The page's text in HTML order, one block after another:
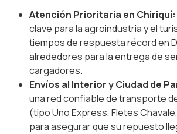
Atención Prioritaria en Chiriquí:
clave para la agroindustria y el
tiempos de respuesta récord en
alrededores para la entrega de
cargadores.
Envíos al Interior y Ciudad de
una red confiable de transporte
(tipo Uno Express, Fletes
para asegurar que su repuesto